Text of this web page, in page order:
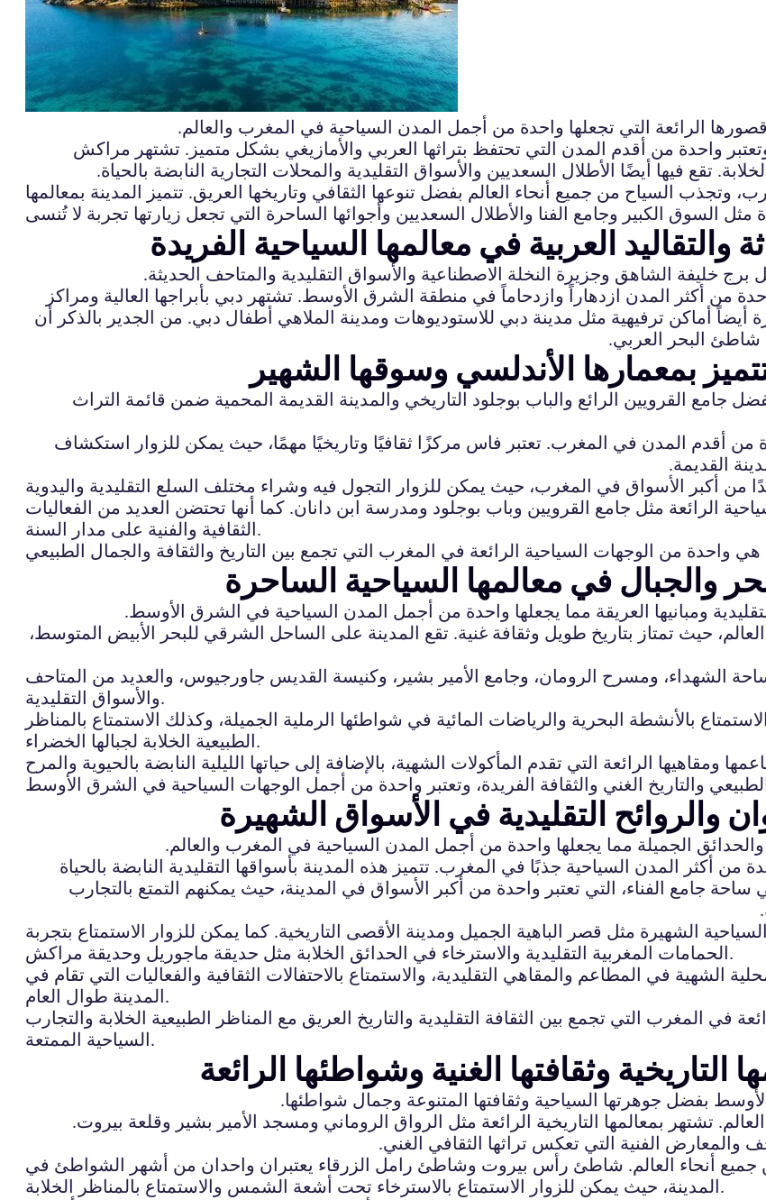
الرائعة التي تجعلها واحدة من أجمل المدن السياحية في المغرب والعالم.
واحدة من أقدم المدن التي تحتفظ بتراثها العربي والأمازيغي بشكل متميز. تشتهر مراكش
تقع فيها أيضًا الأطلال السعديين والأسواق التقليدية والمحلات التجارية النابضة بالحياة.
السياح من جميع أنحاء العالم بفضل تنوعها الثقافي وتاريخها العريق. تتميز المدينة بمعالمها
العربية في معالمها السياحية الفريدة
خليفة الشاهق وجزيرة النخلة الاصطناعية والأسواق التقليدية والمتاحف الحديثة.
من أكثر المدن ازدهاراً وازدحاماً في منطقة الشرق الأوسط. تشتهر دبي بأبراجها العالية ومراكز
أيضاً أماكن ترفيهية مثل مدينة دبي للاستوديوهات ومدينة الملاهي أطفال دبي. من الجدير بالذكر أن
شاطئ البحر العربي.
بمعمارها الأندلسي وسوقها الشهير
القرويين الرائع والباب بوجلود التاريخي والمدينة القديمة المحمية ضمن قائمة التراث
أقدم المدن في المغرب. تعتبر فاس مركزًا ثقافيًا وتاريخيًا مهمًا، حيث يمكن للزوار استكشاف
القديمة.
الرائعة مثل جامع القرويين وباب بوجلود ومدرسة ابن دانان. كما أنها تحتضن العديد من الفعاليات
الثقافية والفنية على مدار السنة.
والجبال في معالمها السياحية الساحرة
ومبانيها العريقة مما يجعلها واحدة من أجمل المدن السياحية في الشرق الأوسط.
حيث تمتاز بتاريخ طويل وثقافة غنية. تقع المدينة على الساحل الشرقي للبحر الأبيض المتوسط،
الشهداء، ومسرح الرومان، وجامع الأمير بشير، وكنيسة القديس جاورجيوس، والعديد من المتاحف
والأسواق التقليدية.
بالأنشطة البحرية والرياضات المائية في شواطئها الرملية الجميلة، وكذلك الاستمتاع بالمناظر
الطبيعية الخلابة لجبالها الخضراء.
والروائح التقليدية في الأسواق الشهيرة
الجميلة مما يجعلها واحدة من أجمل المدن السياحية في المغرب والعالم.
من أكثر المدن السياحية جذبًا في المغرب. تتميز هذه المدينة بأسواقها التقليدية النابضة بالحياة
ساحة جامع الفناء، التي تعتبر واحدة من أكبر الأسواق في المدينة، حيث يمكنهم التمتع بالتجارب
الشهيرة مثل قصر الباهية الجميل ومدينة الأقصى التاريخية. كما يمكن للزوار الاستمتاع بتجربة
الحمامات المغربية التقليدية والاسترخاء في الحدائق الخلابة مثل حديقة ماجوريل وحديقة مراكش.
الشهية في المطاعم والمقاهي التقليدية، والاستمتاع بالاحتفالات الثقافية والفعاليات التي تقام في
المدينة طوال العام.
في المغرب التي تجمع بين الثقافة التقليدية والتاريخ العريق مع المناظر الطبيعية الخلابة والتجارب
السياحية الممتعة.
وثقافتها الغنية وشواطئها الرائعة
بفضل جوهرتها السياحية وثقافتها المتنوعة وجمال شواطئها.
تشتهر بمعالمها التاريخية الرائعة مثل الرواق الروماني ومسجد الأمير بشير وقلعة بيروت.
والمعارض الفنية التي تعكس تراثها الثقافي الغني.
أنحاء العالم. شاطئ رأس بيروت وشاطئ رامل الزرقاء يعتبران واحدان من أشهر الشواطئ في
المدينة، حيث يمكن للزوار الاستمتاع بالاسترخاء تحت أشعة الشمس والاستمتاع بالمناظر الخلابة.